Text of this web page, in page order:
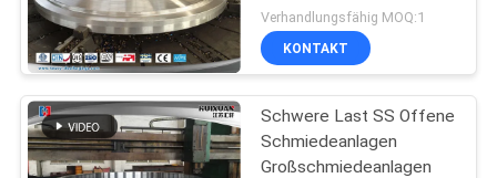
PRIVACY
POLICY
16MnD/20MnMo
Verhandlungsfähig MOQ:1
KONTAKT
Schwere Last SS Offene
Schmiedeanlagen
Großschmiedeanlagen